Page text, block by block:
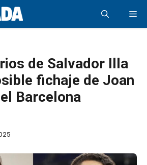
de Salvador Illa
fichaje de Joan
Barcelona